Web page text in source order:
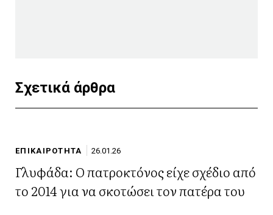
Σχετικά άρθρα
ΕΠΙΚΑΙΡΟΤΗΤΑ 26.01.26
Γλυφάδα: Ο πατροκτόνος είχε σχέδιο από
το 2014 για να σκοτώσει τον πατέρα του